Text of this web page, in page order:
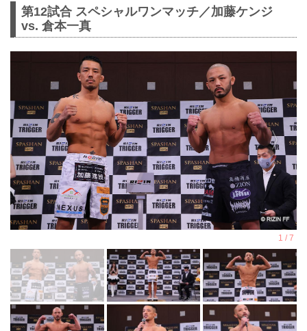
第12試合 スペシャルワンマッチ／加藤ケンジ
vs. 倉本一真